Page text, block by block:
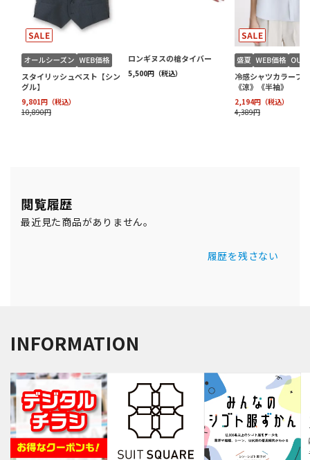
閲覧履歴
最近見た商品がありません。
履歴を残さない
INFORMATION